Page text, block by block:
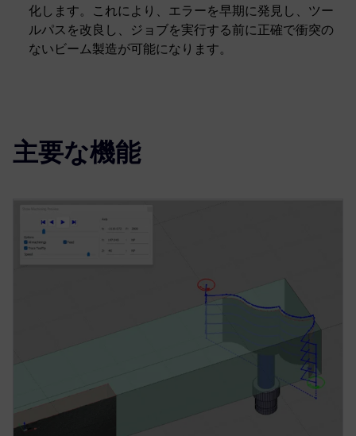
化します。これにより、エラーを早期に発見し、ツー
ルパスを改良し、ジョブを実行する前に正確で衝突の
ないビーム製造が可能になります。
主要な機能